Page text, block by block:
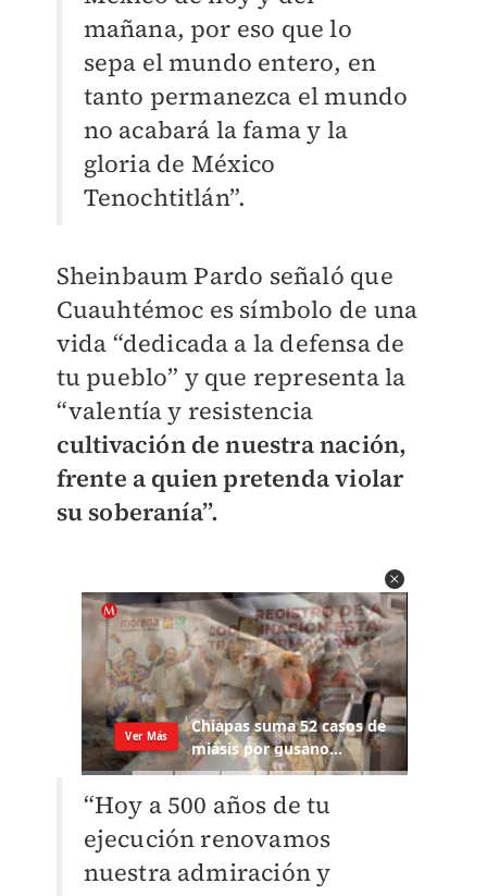
mañana, por eso que lo
sepa el mundo entero, en
tanto permanezca el mundo
no acabará la fama y la
gloria de México
Tenochtitlán”.
Sheinbaum Pardo señaló que
Cuauhtémoc es símbolo de una
vida “dedicada a la defensa de
tu pueblo” y que representa la
“valentía y resistencia
cultivación de nuestra nación,
frente a quien pretenda violar
su soberanía”.
“Hoy a 500 años de tu
ejecución renovamos
nuestra admiración y